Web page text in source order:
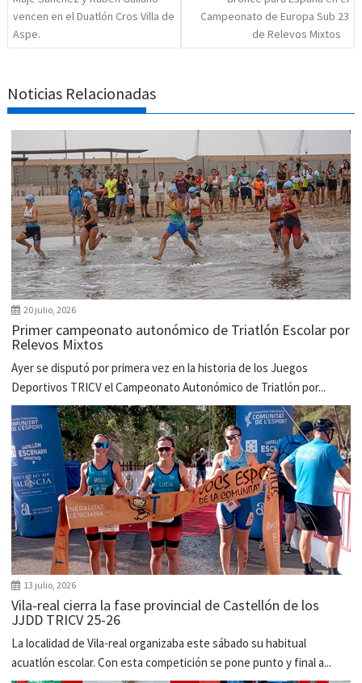
vencen en el Duatlón Cros Villa de
Aspe.
Campeonato de Europa Sub 23
de Relevos Mixtos
Noticias Relacionadas
20 julio, 2026
Primer campeonato autonómico de Triatlón Escolar por
Relevos Mixtos
Ayer se disputó por primera vez en la historia de los Juegos
Deportivos TRICV el Campeonato Autonómico de Triatlón por...
13 julio, 2026
Vila-real cierra la fase provincial de Castellón de los
JJDD TRICV 25-26
La localidad de Vila-real organizaba este sábado su habitual
acuatlón escolar. Con esta competición se pone punto y final a...